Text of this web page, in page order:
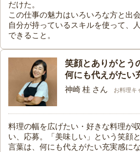
だけた。
この仕事の魅力はいろいろな方と出
自分が持っているスキルを使って、
できること。
笑顔とありがとう
何にも代えがたい
神崎 桂 さん お料理キ
料理の幅を広げたい・好きな料理が
い、応募。「美味しい」という笑顔
言葉は、何にも代えがたい充実感に